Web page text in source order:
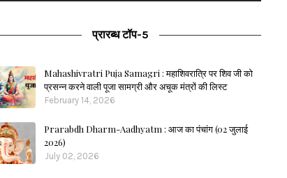
प्रारब्ध टॉप-5
Mahashivratri Puja Samagri : महाशिवरात्रि पर शिव जी को
प्रसन्न करने वाली पूजा सामग्री और अचूक मंत्रों की लिस्ट
February 14, 2026
Prarabdh Dharm-Aadhyatm : आज का पंचांग (02 जुलाई
2026)
July 02, 2026